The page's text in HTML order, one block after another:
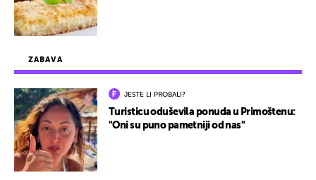
ZABAVA
JESTE LI PROBALI?
Turisticu oduševila ponuda u Primoštenu:
"Oni su puno pametniji od nas"